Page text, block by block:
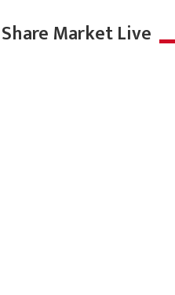
Share Market Live